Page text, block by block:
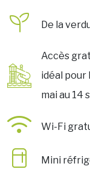
De la
Accès
idéal pour
mai au 14
Wi-Fi
Mini